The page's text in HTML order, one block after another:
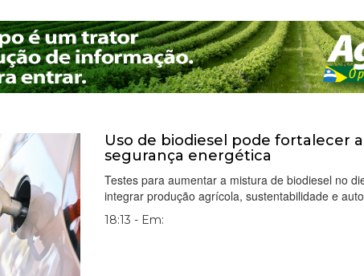
Uso de biodiesel pode fortalecer
segurança energética
Testes para aumentar a mistura de biodiesel no
integrar produção agrícola, sustentabilidade e
18:13 - Em: